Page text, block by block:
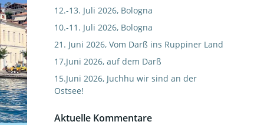
12.-13. Juli 2026, Bologna
10.-11. Juli 2026, Bologna
21. Juni 2026, Vom Darß ins Ruppiner Land
17.Juni 2026, auf dem Darß
15.Juni 2026, Juchhu wir sind an der
Ostsee!
Aktuelle Kommentare